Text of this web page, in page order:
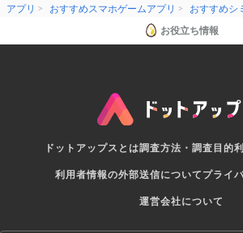
アプリ おすすめスマホゲームアプリ
おすすめシ
お役立ち情報
ドットアップスとは調査方法・調査目的
利用者情報の外部送信についてプライ
運営会社について